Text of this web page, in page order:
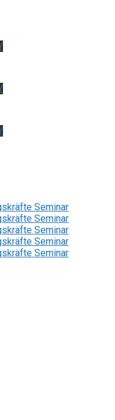
Seminar
Seminar
Seminar
Seminar
Seminar